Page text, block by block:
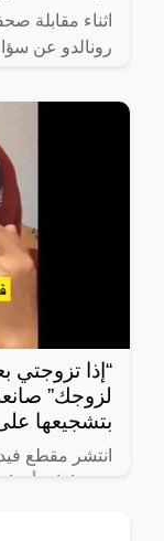
اثناء مقابلة
رونالدو عن
“أختارك أنت،
لزوجك”
بتشجيعها
انتشر مقطع
زوجها بامرأة